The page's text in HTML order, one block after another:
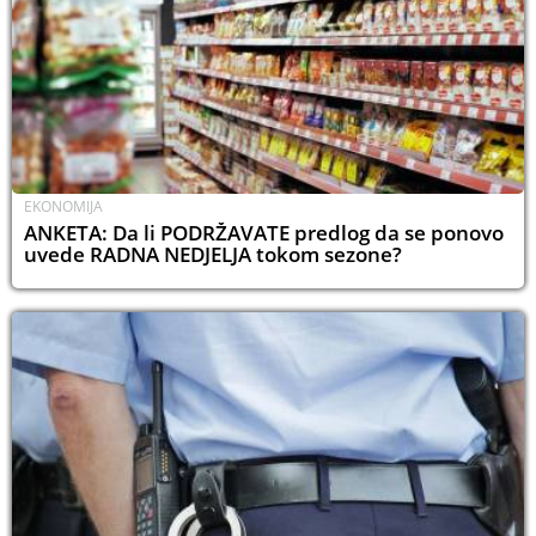
EKONOMIJA
ANKETA: Da li PODRŽAVATE predlog da se ponovo
uvede RADNA NEDJELJA tokom sezone?